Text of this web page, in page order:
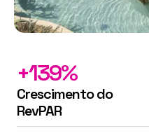
+139%
Crescimento do
RevPAR